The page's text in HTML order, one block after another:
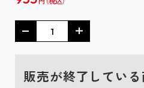
販売が終了してい